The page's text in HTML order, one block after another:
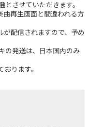
とさせていただきます。
曲再生画面と間違われる方
配信されますので、予め
の発送は、日本国内のみ
ります。